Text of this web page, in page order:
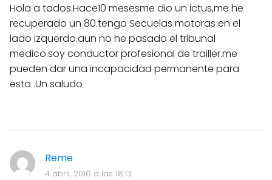
Hola a todos.Hace10 mesesme dio un ictus,me he
recuperado un 80.tengo Secuelas motoras en el
lado izquerdo.aun no he pasado el tribunal
medico.soy conductor profesional de trailler.me
pueden dar una incapacidad permanente para
esto .Un saludo
Reme
4 abril, 2016 a las 18:13